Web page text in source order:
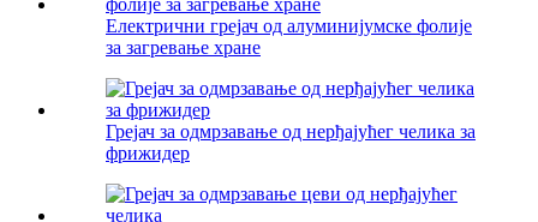
Електрични грејач од алуминијумске фолије
за загревање хране
Грејач за одмрзавање од нерђајућег челика за
фрижидер